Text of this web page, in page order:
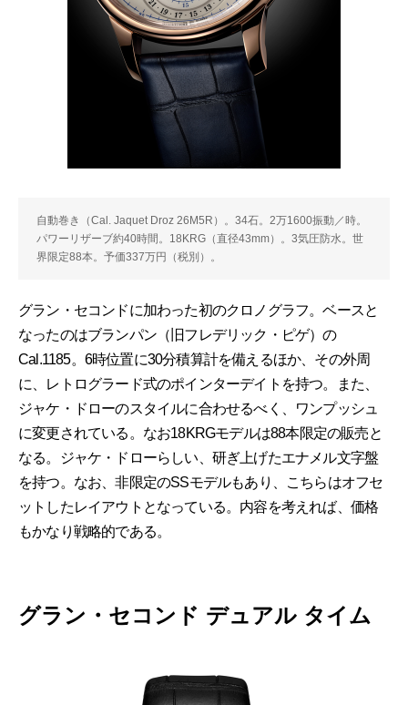
自動巻き（Cal. Jaquet Droz 26M5R）。34石。2万1600振動／時。
パワーリザーブ約40時間。18KRG（直径43mm）。3気圧防水。世
界限定88本。予価337万円（税別）。
グラン・セコンドに加わった初のクロノグラフ。ベースと
なったのはブランパン（旧フレデリック・ピゲ）の
Cal.1185。6時位置に30分積算計を備えるほか、その外周
に、レトログラード式のポインターデイトを持つ。また、
ジャケ・ドローのスタイルに合わせるべく、ワンプッシュ
に変更されている。なお18KRGモデルは88本限定の販売と
なる。ジャケ・ドローらしい、研ぎ上げたエナメル文字盤
を持つ。なお、非限定のSSモデルもあり、こちらはオフセ
ットしたレイアウトとなっている。内容を考えれば、価格
もかなり戦略的である。
グラン・セコンド デュアル タイム